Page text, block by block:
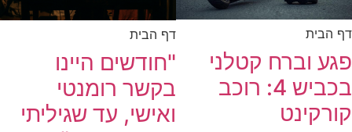
דף הבית
פגע וברח קטלני
בכביש 4: רוכב
קורקינט
דף הבית
"חודשים היינו
בקשר רומנטי
ואישי, עד שגיליתי